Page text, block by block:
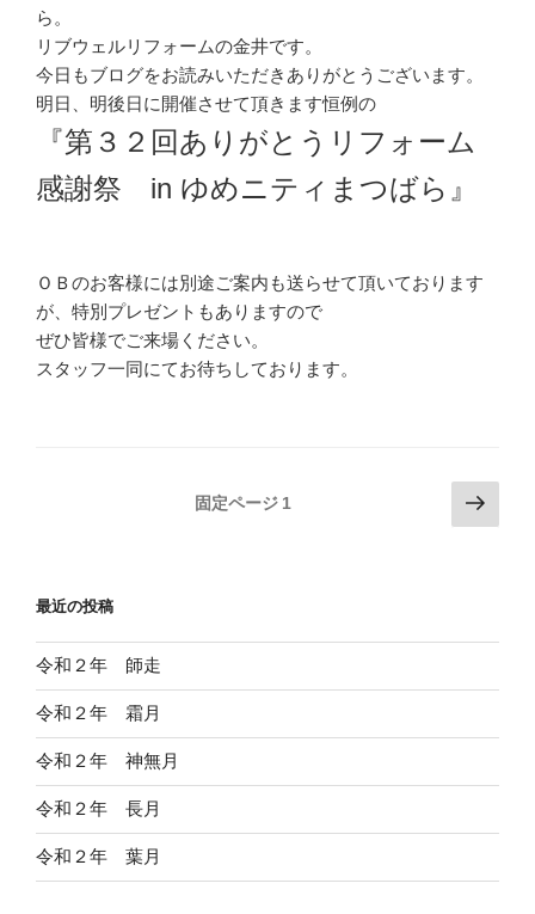
ら。
リブウェルリフォームの金井です。
今日もブログをお読みいただきありがとうございます。
明日、明後日に開催させて頂きます恒例の
『第３２回ありがとうリフォーム
感謝祭 in ゆめニティまつばら』
ＯＢのお客様には別途ご案内も送らせて頂いております
が、特別プレゼントもありますので
ぜひ皆様でご来場ください。
スタッフ一同にてお待ちしております。
ペ
ジ
送
り
固定ページ 1
次
の
最近の投稿
令和２年 師走
令和２年 霜月
令和２年 神無月
令和２年 長月
令和２年 葉月